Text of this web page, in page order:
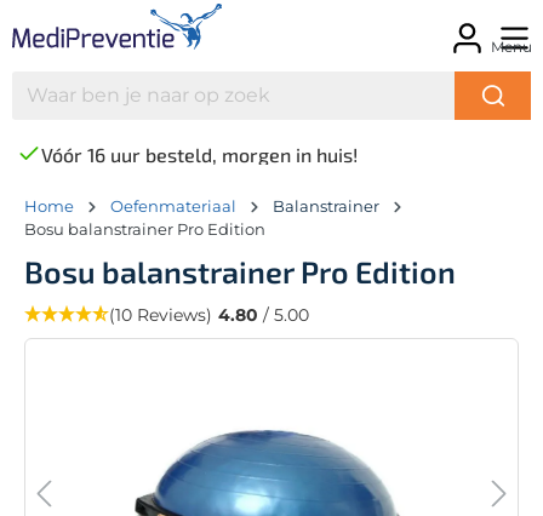
Menu
Vóór 16 uur besteld, morgen in huis!
Home Oefenmateriaal
Balanstrainer
Bosu balanstrainer Pro Edition
Bosu balanstrainer Pro Edition
(10 Reviews) 4.80 / 5.00